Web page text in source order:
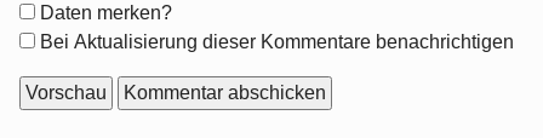
Formular-
Optionen
Daten merken?
Bei Aktualisierung dieser Kommentare benachrichtigen